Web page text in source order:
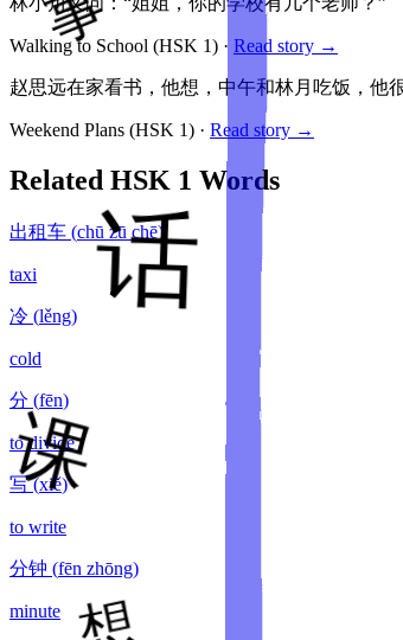
Walking to School (HSK 1) · Read story →
赵思远在家看书，他想，中午和林月吃饭，他
Weekend Plans (HSK 1) · Read story →
Related HSK 1 Words
出租车 (chū zū chē)
taxi
冷 (lěng)
cold
分 (fēn)
to divide
写 (xiě)
to write
分钟 (fēn zhōng)
minute